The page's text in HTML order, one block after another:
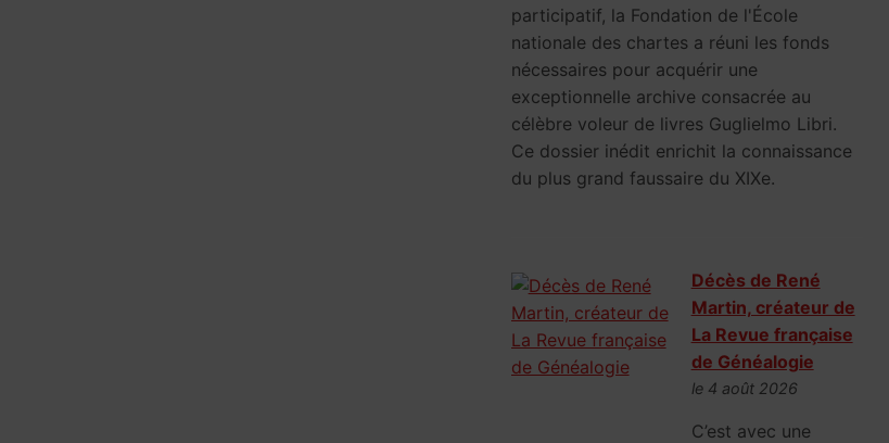
participatif, la Fondation de l'École
nationale des chartes a réuni les fonds
nécessaires pour acquérir une
exceptionnelle archive consacrée au
célèbre voleur de livres Guglielmo Libri.
Ce dossier inédit enrichit la connaissance
du plus grand faussaire du XIXe.
Décès de René
Martin, créateur de
La Revue française
de Généalogie
le 4 août 2026
C’est avec une